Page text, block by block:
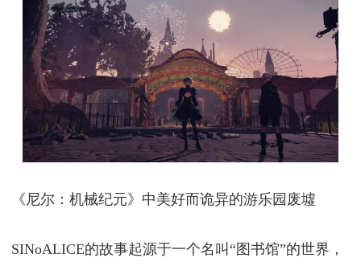
《尼尔：机械纪元》中美好而诡异的游乐园废墟
SINoALICE的故事起源于一个名叫“图书馆”的世界，